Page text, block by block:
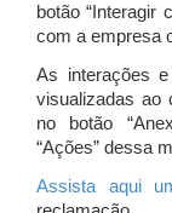
botão “Interagir
com a empresa
As interações
visualizadas ao
no botão
“Ações” dessa
Assista aqui